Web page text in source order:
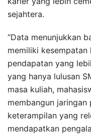
sejahtera.
“Data menunjukkan
memiliki
pendapatan yang
yang hanya lulusan
masa kuliah,
membangun
keterampilan yang
mendapatkan